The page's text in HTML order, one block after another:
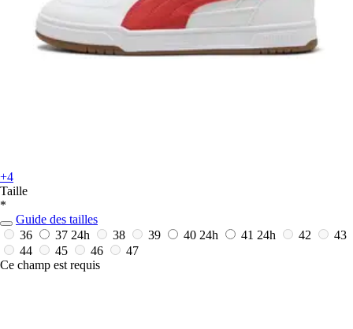
+4
Taille
*
Guide des tailles
36
37 24h 38 39 40 24h 41 24h 42
43
44
45 46
47
Ce champ est requis